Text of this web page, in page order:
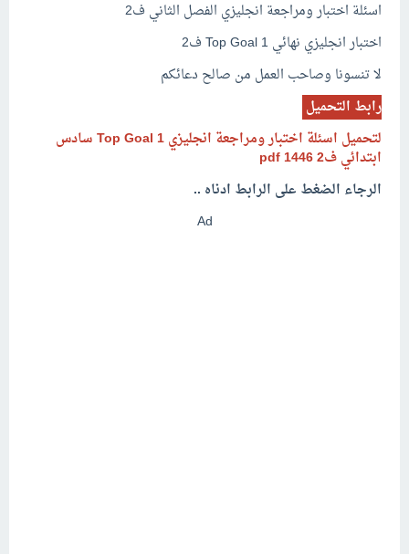
اسئلة اختبار ومراجعة انجليزي الفصل الثاني ف2
اختبار انجليزي نهائي Top Goal 1 ف2
لا تنسونا وصاحب العمل من صالح دعائكم
رابط التحميل
لتحميل اسئلة اختبار ومراجعة انجليزيTop Goal 1سادس
ابتدائي ف2 pdf 1446
الرجاء الضغط على الرابط ادناه ..
Ad